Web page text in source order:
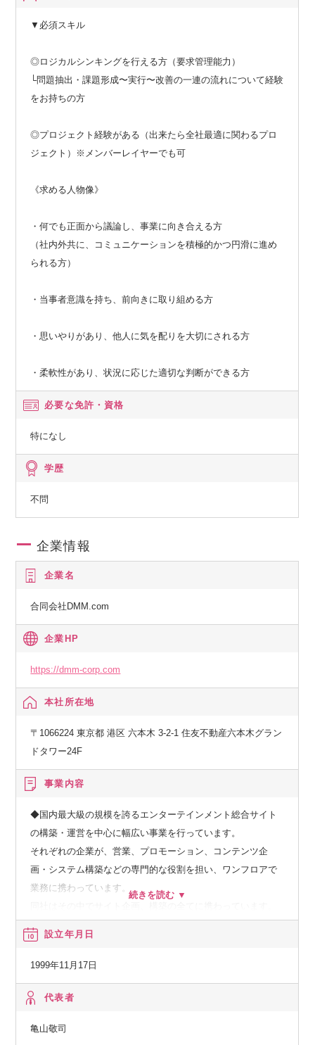
▼必須スキル
◎ロジカルシンキングを行える方（要求管理能力）
└問題抽出・課題形成〜実行〜改善の一連の流れについて経験
をお持ちの方
◎プロジェクト経験がある（出来たら全社最適に関わるプロ
ジェクト）※メンバーレイヤーでも可
《求める人物像》
・何でも正面から議論し、事業に向き合える方
（社内外共に、コミュニケーションを積極的かつ円滑に進め
られる方）
・当事者意識を持ち、前向きに取り組める方
・思いやりがあり、他人に気を配りを大切にされる方
・柔軟性があり、状況に応じた適切な判断ができる方
必要な免許・資格
特になし
学歴
不問
企業情報
企業名
合同会社DMM.com
企業HP
https://dmm-corp.com
本社所在地
〒1066224 東京都 港区 六本木 3-2-1 住友不動産六本木グラン
ドタワー24F
事業内容
◆国内最大級の規模を誇るエンターテインメント総合サイト
の構築・運営を中心に幅広い事業を行っています。
それぞれの企業が、営業、プロモーション、コンテンツ企
画・システム構築などの専門的な役割を担い、ワンフロアで
業務に携わっています。
す。
設立年月日
1999年11月17日
代表者
亀山敬司